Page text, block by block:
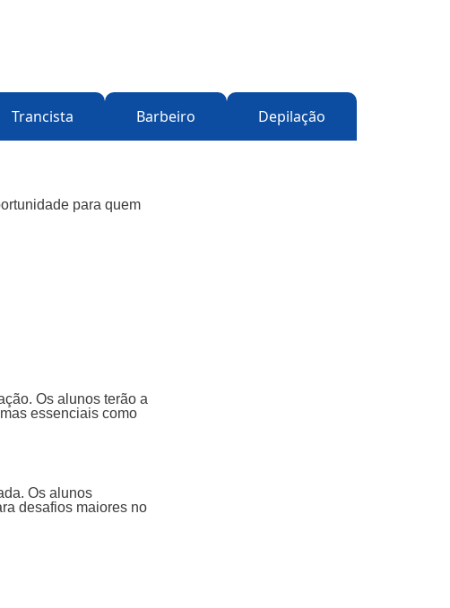
Trancista Barbeiro Depilação
para quem
Os alunos terão a
essenciais como
Os alunos
desafios maiores no